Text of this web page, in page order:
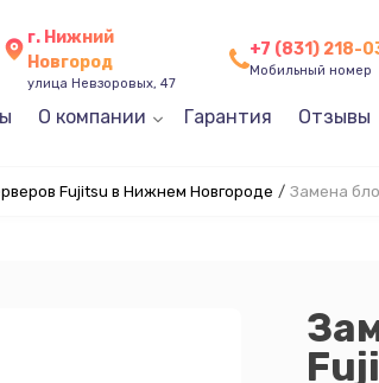
г. Нижний
Новгород
улица Невзоровых, 47
+7 (831) 218-
Мобильный номер
О компании Гарантия Отзывы
Fujitsu в Нижнем Новгороде / Замена